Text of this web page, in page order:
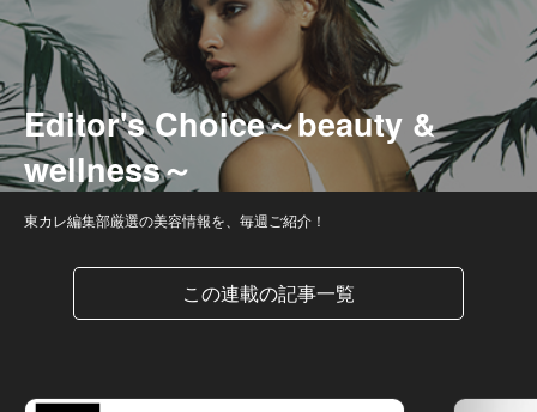
Editor's Choice～beauty &
wellness～
東カレ編集部厳選の美容情報を、毎週ご紹介！
この連載の記事一覧